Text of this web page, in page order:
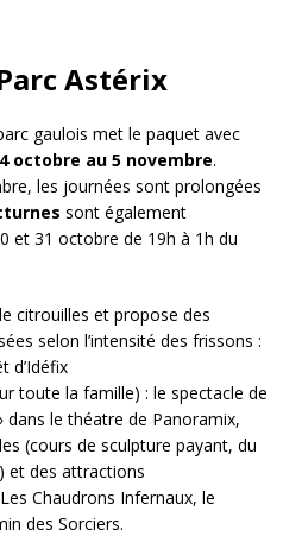
Astérix
gaulois met le paquet avec
octobre au 5 novembre.
les journées sont prolongées
sont également
et 31 octobre de 19h à 1h du
citrouilles et propose des
selon l’intensité des frissons :
d’Idéfix
toute la famille) : le spectacle de
dans le théatre de Panoramix,
(cours de sculpture payant, du
et des attractions
Chaudrons Infernaux, le
des Sorciers.